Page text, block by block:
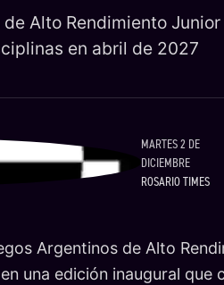
Alto Rendimiento
en abril de 2027
MARTES 2 DE
DICIEMBRE
ROSARIO TIMES
Argentinos de Alto
una edición inaugural que